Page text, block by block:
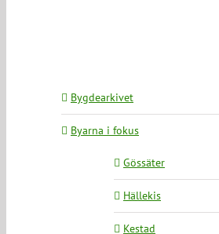
Bygdearkivet
Byarna i fokus
Gössäter
Hällekis
Kestad